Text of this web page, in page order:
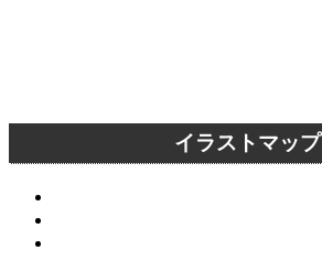
イラストマップ